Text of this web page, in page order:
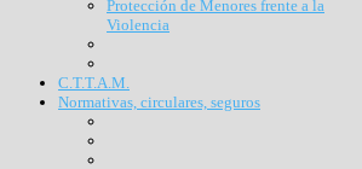
Protección de Menores frente a la
Violencia
C.T.T.A.M.
Normativas, circulares, seguros